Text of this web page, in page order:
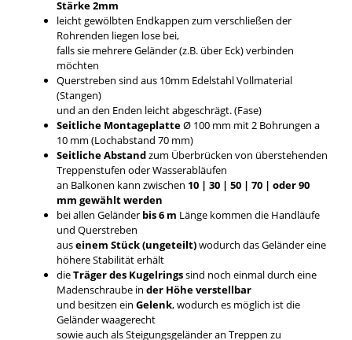
Stärke 2mm
leicht gewölbten Endkappen zum verschließen der
Rohrenden liegen lose bei,
falls sie mehrere Geländer (z.B. über Eck) verbinden
möchten
Querstreben sind aus 10mm Edelstahl Vollmaterial
(Stangen)
und an den Enden leicht abgeschrägt. (Fase)
Seitliche MontageplatteØ 100 mm mit 2 Bohrungen a
10 mm (Lochabstand 70 mm)
Seitliche Abstandzum Überbrücken von überstehenden
Treppenstufen oder Wasserabläufen
an Balkonen kann zwischen 10 | 30 | 50 | 70 | oder 90
mm gewählt werden
bei allen Geländer bis 6 m Länge kommen die Handläufe
und Querstreben
auseinem Stück (ungeteilt)wodurch das Geländer eine
höhere Stabilität erhält
dieTräger des Kugelringssind noch einmal durch eine
Madenschraube in der Höhe verstellbar
und besitzen ein Gelenk, wodurch es möglich ist die
Geländer waagerecht
sowie auch als Steigungsgeländer an Treppen zu